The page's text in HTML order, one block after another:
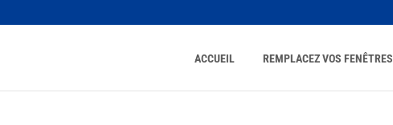
ACCUEIL REMPLACEZ VOS FENÊTRES